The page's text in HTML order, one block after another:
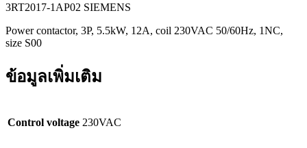
3RT2017-1AP02 SIEMENS
Power contactor, 3P, 5.5kW, 12A, coil 230VAC 50/60Hz, 1NC,
size S00
ข้อมูลเพิ่มเติม
Control voltage 230VAC